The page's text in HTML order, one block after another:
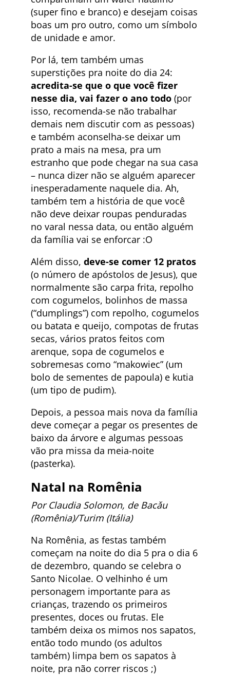
(super fino e branco) e desejam coisas
boas um pro outro, como um símbolo
de unidade e amor.
Por lá, tem também umas
superstições pra noite do dia 24:
acredita-se que o que você fizer
nesse dia, vai fazer o ano todo (por
isso, recomenda-se não trabalhar
demais nem discutir com as pessoas)
e também aconselha-se deixar um
prato a mais na mesa, pra um
estranho que pode chegar na sua casa
– nunca dizer não se alguém aparecer
inesperadamente naquele dia. Ah,
também tem a história de que você
não deve deixar roupas penduradas
no varal nessa data, ou então alguém
da família vai se enforcar :O
Além disso, deve-se comer 12 pratos
(o número de apóstolos de Jesus), que
normalmente são carpa frita, repolho
com cogumelos, bolinhos de massa
(“dumplings”) com repolho, cogumelos
ou batata e queijo, compotas de frutas
secas, vários pratos feitos com
arenque, sopa de cogumelos e
sobremesas como “makowiec” (um
bolo de sementes de papoula) e kutia
(um tipo de pudim).
Depois, a pessoa mais nova da família
deve começar a pegar os presentes de
baixo da árvore e algumas pessoas
vão pra missa da meia-noite
(pasterka).
Natal na Romênia
Por Claudia Solomon, de Bacǎu
(Romênia)/Turim (Itália)
Na Romênia, as festas também
começam na noite do dia 5 pra o dia 6
de dezembro, quando se celebra o
Santo Nicolae. O velhinho é um
personagem importante para as
crianças, trazendo os primeiros
presentes, doces ou frutas. Ele
também deixa os mimos nos sapatos,
então todo mundo (os adultos
também) limpa bem os sapatos à
noite, pra não correr riscos ;)